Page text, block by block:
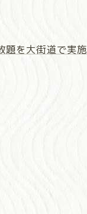
題を大街道で実施